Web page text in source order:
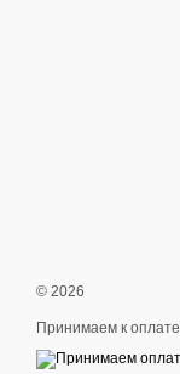
© 2026
Принимаем к оплате